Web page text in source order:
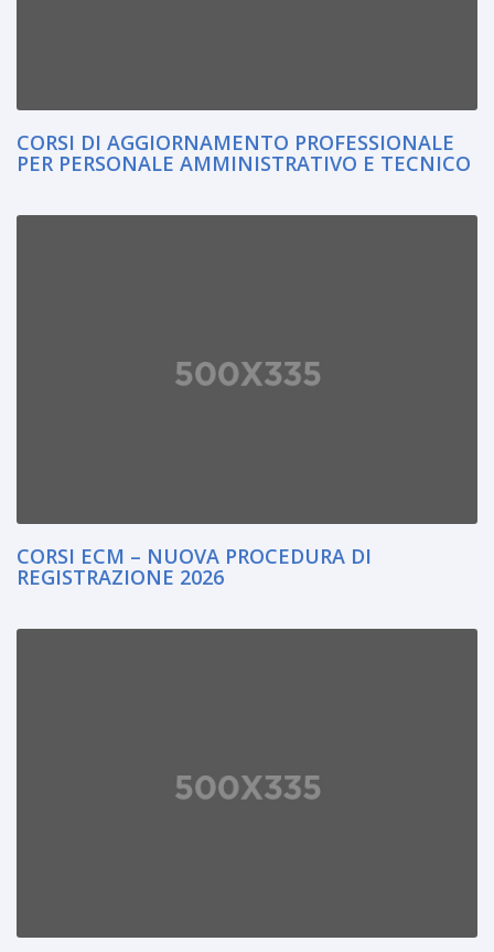
CORSI DI AGGIORNAMENTO PROFESSIONALE
PER PERSONALE AMMINISTRATIVO E TECNICO
CORSI ECM – NUOVA PROCEDURA DI
REGISTRAZIONE 2026